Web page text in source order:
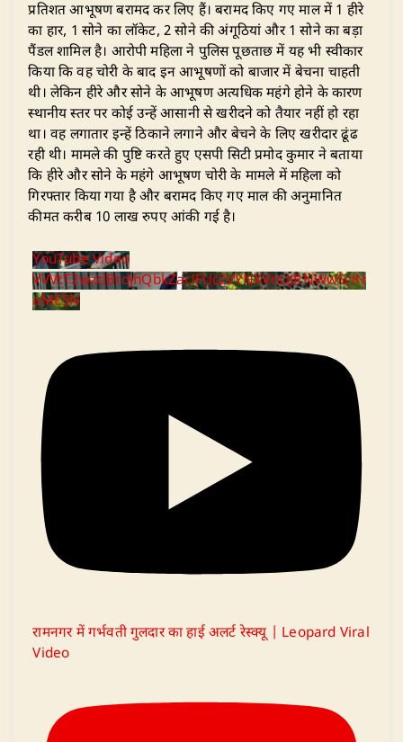
प्रतिशत आभूषण बरामद कर लिए हैं। बरामद किए गए माल में 1 हीरे
का हार, 1 सोने का लॉकेट, 2 सोने की अंगूठियां और 1 सोने का बड़ा
पैंडल शामिल है। आरोपी महिला ने पुलिस पूछताछ में यह भी स्वीकार
किया कि वह चोरी के बाद इन आभूषणों को बाजार में बेचना चाहती
थी। लेकिन हीरे और सोने के आभूषण अत्यधिक महंगे होने के कारण
स्थानीय स्तर पर कोई उन्हें आसानी से खरीदने को तैयार नहीं हो रहा
था। वह लगातार इन्हें ठिकाने लगाने और बेचने के लिए खरीदार ढूंढ
रही थी। मामले की पुष्टि करते हुए एसपी सिटी प्रमोद कुमार ने बताया
कि हीरे और सोने के महंगे आभूषण चोरी के मामले में महिला को
गिरफ्तार किया गया है और बरामद किए गए माल की अनुमानित
कीमत करीब 10 लाख रुपए आंकी गई है।
YouTube Video
VVVtT2wzclBtdjhQbkZaclFUc2VYNXVnLlJRNWw5clN
aME5N
रामनगर में गर्भवती गुलदार का हाई अलर्ट रेस्क्यू | Leopard Viral
Video